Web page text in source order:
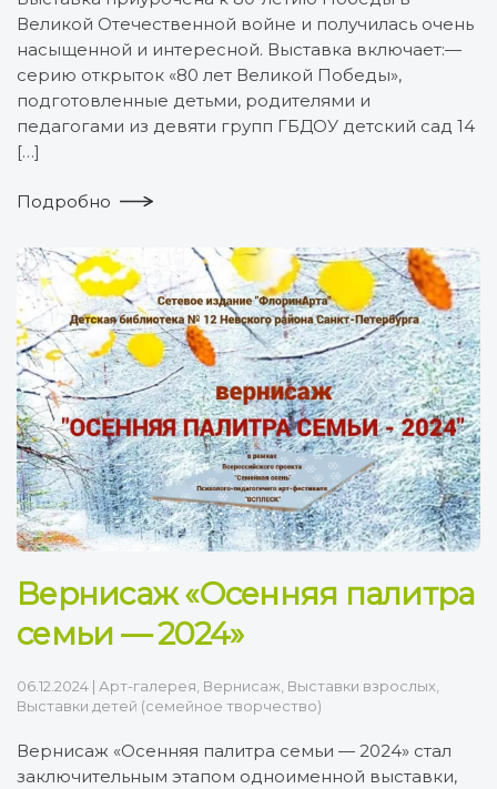
Великой Отечественной войне и получилась очень
насыщенной и интересной. Выставка включает:—
серию открыток «80 лет Великой Победы»,
подготовленные детьми, родителями и
педагогами из девяти групп ГБДОУ детский сад 14
[…]
Подробно
Вернисаж «Осенняя палитра
семьи — 2024»
06.12.2024 | Арт-галерея Вернисаж Выставки взрослых
Выставки детей (семейное творчество)
Вернисаж «Осенняя палитра семьи — 2024» стал
заключительным этапом одноименной выставки,